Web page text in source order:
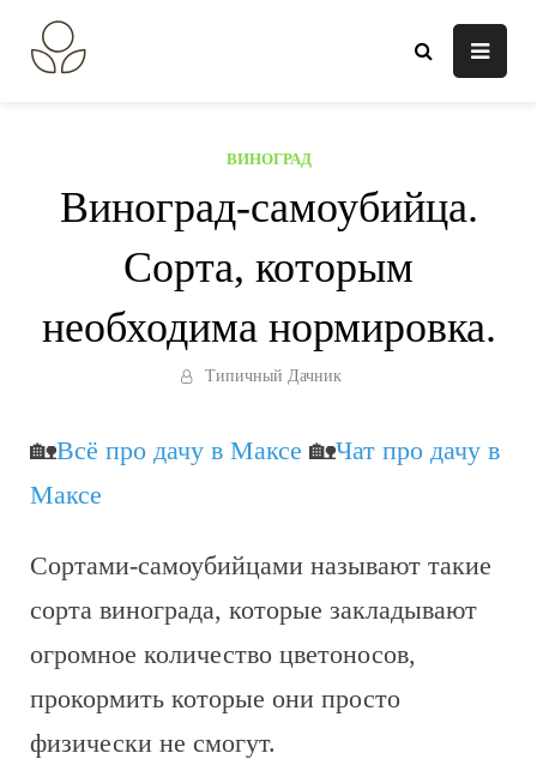
содержанию
ВИНОГРАД
Виноград-самоубийца.
Сорта, которым
необходима нормировка.
Типичный Дачник
🏡Всё про дачу в Максе 🏡Чат про дачу в
Максе
Сортами-самоубийцами называют такие
сорта винограда, которые закладывают
огромное количество цветоносов,
прокормить которые они просто
физически не смогут.